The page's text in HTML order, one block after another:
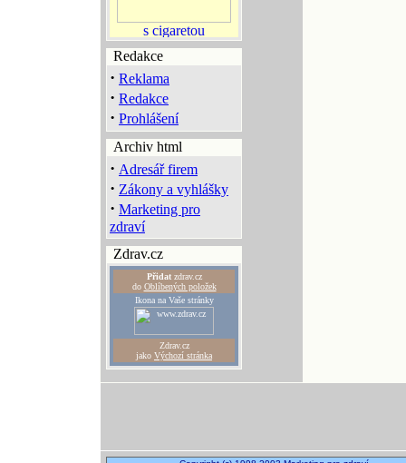
Redakce
· Reklama
· Redakce
· Prohlášení
Archiv html
· Adresář firem
· Zákony a vyhlášky
· Marketing pro
zdraví
Zdrav.cz
Přidatzdrav.cz
do Oblíbených položek
Ikona na Vaše stránky
Zdrav.cz
jako Výchozí stránka